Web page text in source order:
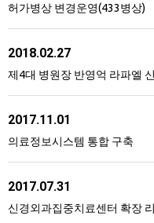
허가병상 변경운영(433병상)
2018.02.27
제4대 병원장 반영억 라파엘
2017.11.01
의료정보시스템 통합 구축
2017.07.31
신경외과집중치료센터 확장